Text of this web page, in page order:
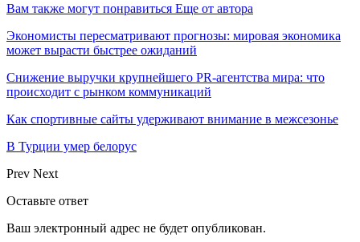
Вам также могут понравиться Еще от автора
Экономисты пересматривают прогнозы: мировая экономика
может вырасти быстрее ожиданий
Снижение выручки крупнейшего PR-агентства мира: что
происходит с рынком коммуникаций
Как спортивные сайты удерживают внимание в межсезонье
В Турции умер белорус
Prev Next
Оставьте ответ
Ваш электронный адрес не будет опубликован.